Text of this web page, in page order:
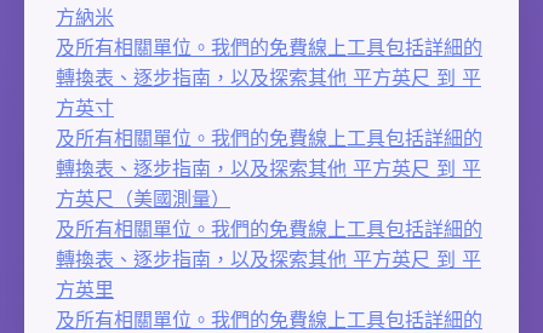
方納米
及所有相關單位。我們的免費線上工具包括詳細的
轉換表、逐步指南，以及探索其他 平方英尺 到 平
方英寸
及所有相關單位。我們的免費線上工具包括詳細的
轉換表、逐步指南，以及探索其他 平方英尺 到 平
方英尺（美國測量）
及所有相關單位。我們的免費線上工具包括詳細的
轉換表、逐步指南，以及探索其他 平方英尺 到 平
方英里
及所有相關單位。我們的免費線上工具包括詳細的